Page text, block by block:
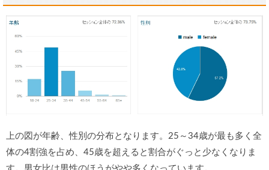
上の図が年齢、性別の分布となります。25～34歳が最も多く全
体の4割強を占め、45歳を超えると割合がぐっと少なくなりま